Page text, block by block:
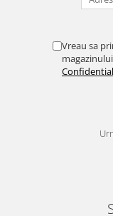
Vreau sa